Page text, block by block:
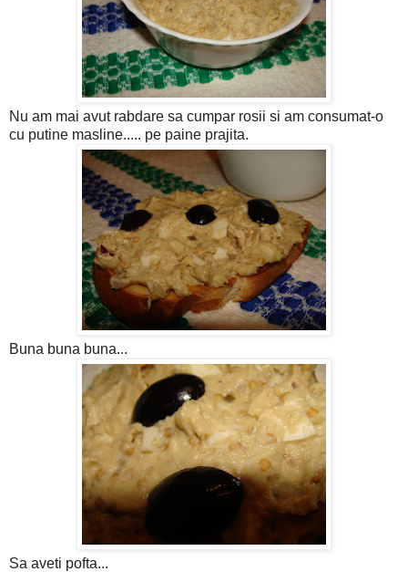
Nu am mai avut rabdare sa cumpar rosii si am consumat-o
cu putine masline..... pe paine prajita.
Buna buna buna...
Sa aveti pofta...